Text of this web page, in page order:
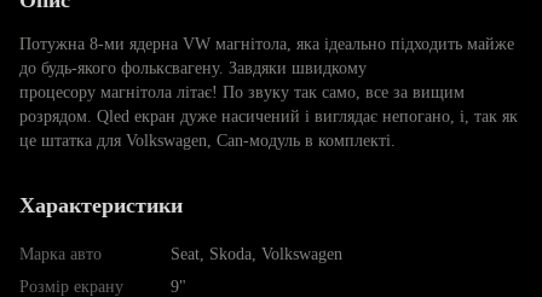
Потужна 8-ми ядерна VW магнітола, яка ідеально підходить майже
до будь-якого фольксвагену. Завдяки швидкому
процесору магнітола літає! По звуку так само, все за вищим
розрядом. Qled екран дуже насичений і виглядає непогано, і, так як
це штатка для Volkswagen, Can-модуль в комплекті.
Характеристики
Марка авто
Seat, Skoda, Volkswagen
Розмір екрану
9"